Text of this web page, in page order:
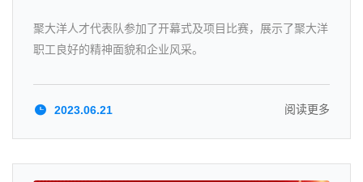
聚大洋人才代表队参加了开幕式及项目比赛，展示了聚大洋
职工良好的精神面貌和企业风采。
2023.06.21 阅读更多